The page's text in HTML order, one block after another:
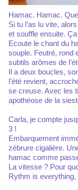
Hamac. Hamac.
Si tu l’as lu vite,
et souffle ensuite.
Ecoute le chant du
souple. Feutré, rond
subtils arômes de
Il a deux boucles,
l’été revient,
se creuse. Avec les
apothéose de la
Carla, je compte
3 !
Embarquement
zébrure cigalière.
hamac comme
La vitesse ? Pour
Rythm is